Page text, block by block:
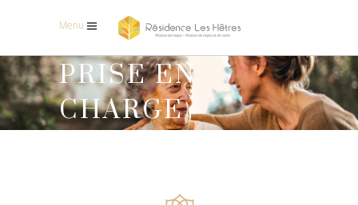
Menu
PRISE EN
CHARGE